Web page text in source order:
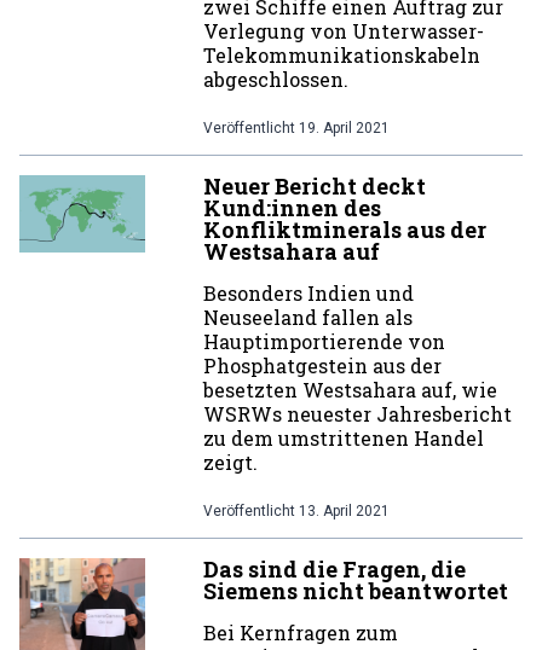
zwei Schiffe einen Auftrag zur
Verlegung von Unterwasser-
Telekommunikationskabeln
abgeschlossen.
Veröffentlicht 19. April 2021
Neuer Bericht deckt
Kund:innen des
Konfliktminerals aus der
Westsahara auf
Besonders Indien und
Neuseeland fallen als
Hauptimportierende von
Phosphatgestein aus der
besetzten Westsahara auf, wie
WSRWs neuester Jahresbericht
zu dem umstrittenen Handel
zeigt.
Veröffentlicht 13. April 2021
Das sind die Fragen, die
Siemens nicht beantwortet
Bei Kernfragen zum